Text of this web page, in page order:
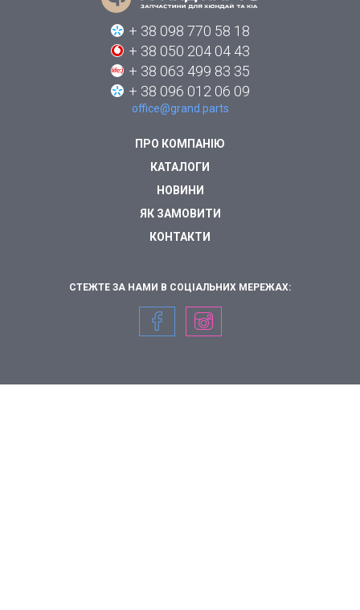
ПРО КОМПАНІЮ
КАТАЛОГИ
НОВИНИ
ЯК ЗАМОВИТИ
КОНТАКТИ
+ 38 098 770 58 18
+ 38 050 204 04 43
+ 38 063 499 83 35
+ 38 096 012 06 09
office@grand.parts
СТЕЖТЕ ЗА НАМИ В СОЦІАЛЬНИХ МЕРЕЖАХ: